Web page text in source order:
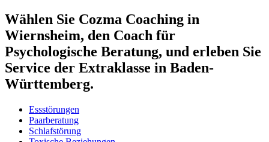
Wählen Sie Cozma Coaching in
Wiernsheim, den Coach für
Psychologische Beratung, und erleben Sie
Service der Extraklasse in Baden-
Württemberg.
Essstörungen
Paarberatung
Schlafstörung